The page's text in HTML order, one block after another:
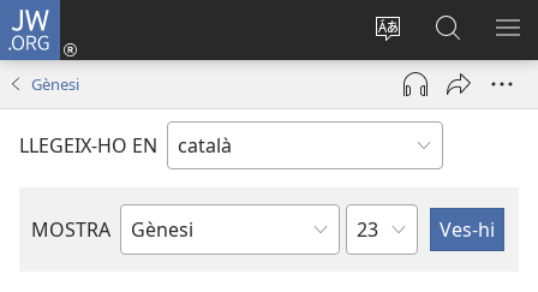
JW.ORG
Canvia
d’idioma
Inicia
sessió
(obre
finestra
Cerca
jw.org
Gènesi
LLEGEIX-HO EN
MOSTRA
Llibre
Capítol